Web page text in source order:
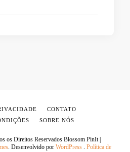
os Direitos Reservados Blossom PinIt |
. Desenvolvido por WordPress . Política de
CONTATO
SOBRE NÓS